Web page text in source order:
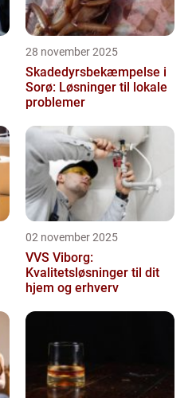
28 november 2025
Skadedyrsbekæmpelse i
Sorø: Løsninger til lokale
problemer
02 november 2025
VVS Viborg:
Kvalitetsløsninger til dit
hjem og erhverv